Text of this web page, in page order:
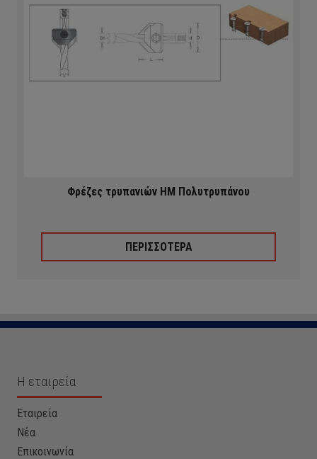
Φρέζες τρυπανιών ΗΜ Πολυτρυπάνου
ΠΕΡΙΣΣΟΤΕΡΑ
Η εταιρεία
Εταιρεία
Νέα
Επικοινωνία